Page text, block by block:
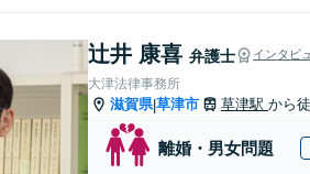
辻井 康喜 弁護士 インタビ
大津法律事務所
滋賀県|草津市 草津駅 から
離婚・男女問題